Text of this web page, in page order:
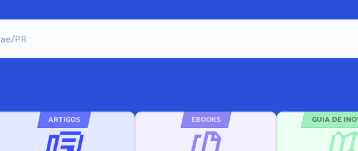
ARTIGOS EBOOKS GUIA DE